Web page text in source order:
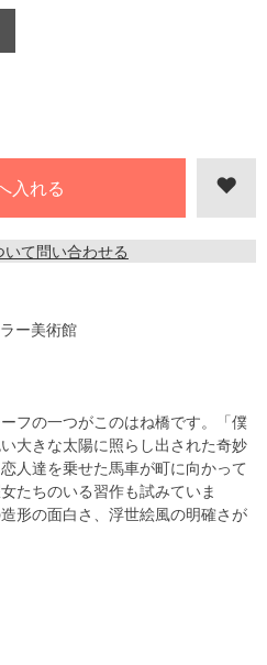
いて問い合わせる
ー美術館
フの一つがこのはね橋です。「僕
大きな太陽に照らし出された奇妙
人達を乗せた馬車が町に向かって
たちのいる習作も試みていま
形の面白さ、浮世絵風の明確さが